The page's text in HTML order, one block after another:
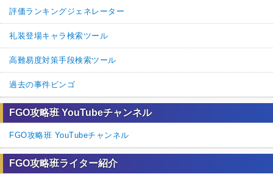
評価ランキングジェネレーター
礼装登場キャラ検索ツール
高難易度対策手段検索ツール
過去の事件ビンゴ
FGO攻略班 YouTubeチャンネル
FGO攻略班 YouTubeチャンネル
FGO攻略班ライター紹介